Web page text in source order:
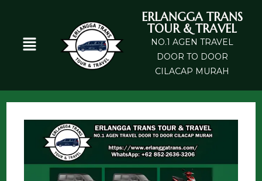
ERLANGGA TRANS
TOUR & TRAVEL
NO.1 AGEN TRAVEL
DOOR TO DOOR
CILACAP MURAH